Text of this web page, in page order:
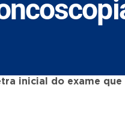
inicial do exame